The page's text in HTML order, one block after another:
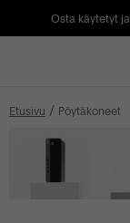
Osta käytetyt
Etusivu Pöytäkoneet